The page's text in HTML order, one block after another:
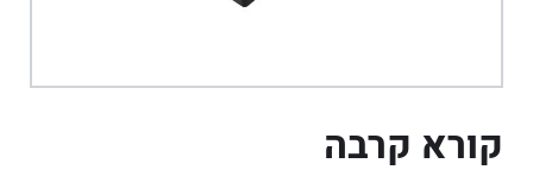
קורא קרבה